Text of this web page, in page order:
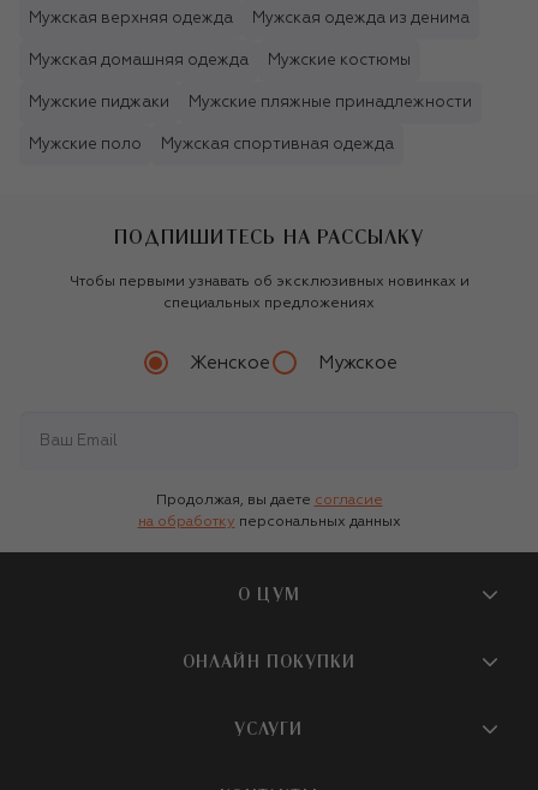
Мужская верхняя одежда Мужская одежда из денима
Мужская домашняя одежда Мужские костюмы
Мужские пиджаки Мужские пляжные принадлежности
Мужские поло Мужская спортивная одежда
ПОДПИШИТЕСЬ НА РАССЫЛКУ
Чтобы первыми узнавать об эксклюзивных новинках и
специальных предложениях
Женское Мужское
Продолжая, вы даете согласие
на обработку персональных данных
О ЦУМ
О магазине
Бутики и ПВЗ ЦУМ
ОНЛАЙН ПОКУПКИ
УСЛУГИ